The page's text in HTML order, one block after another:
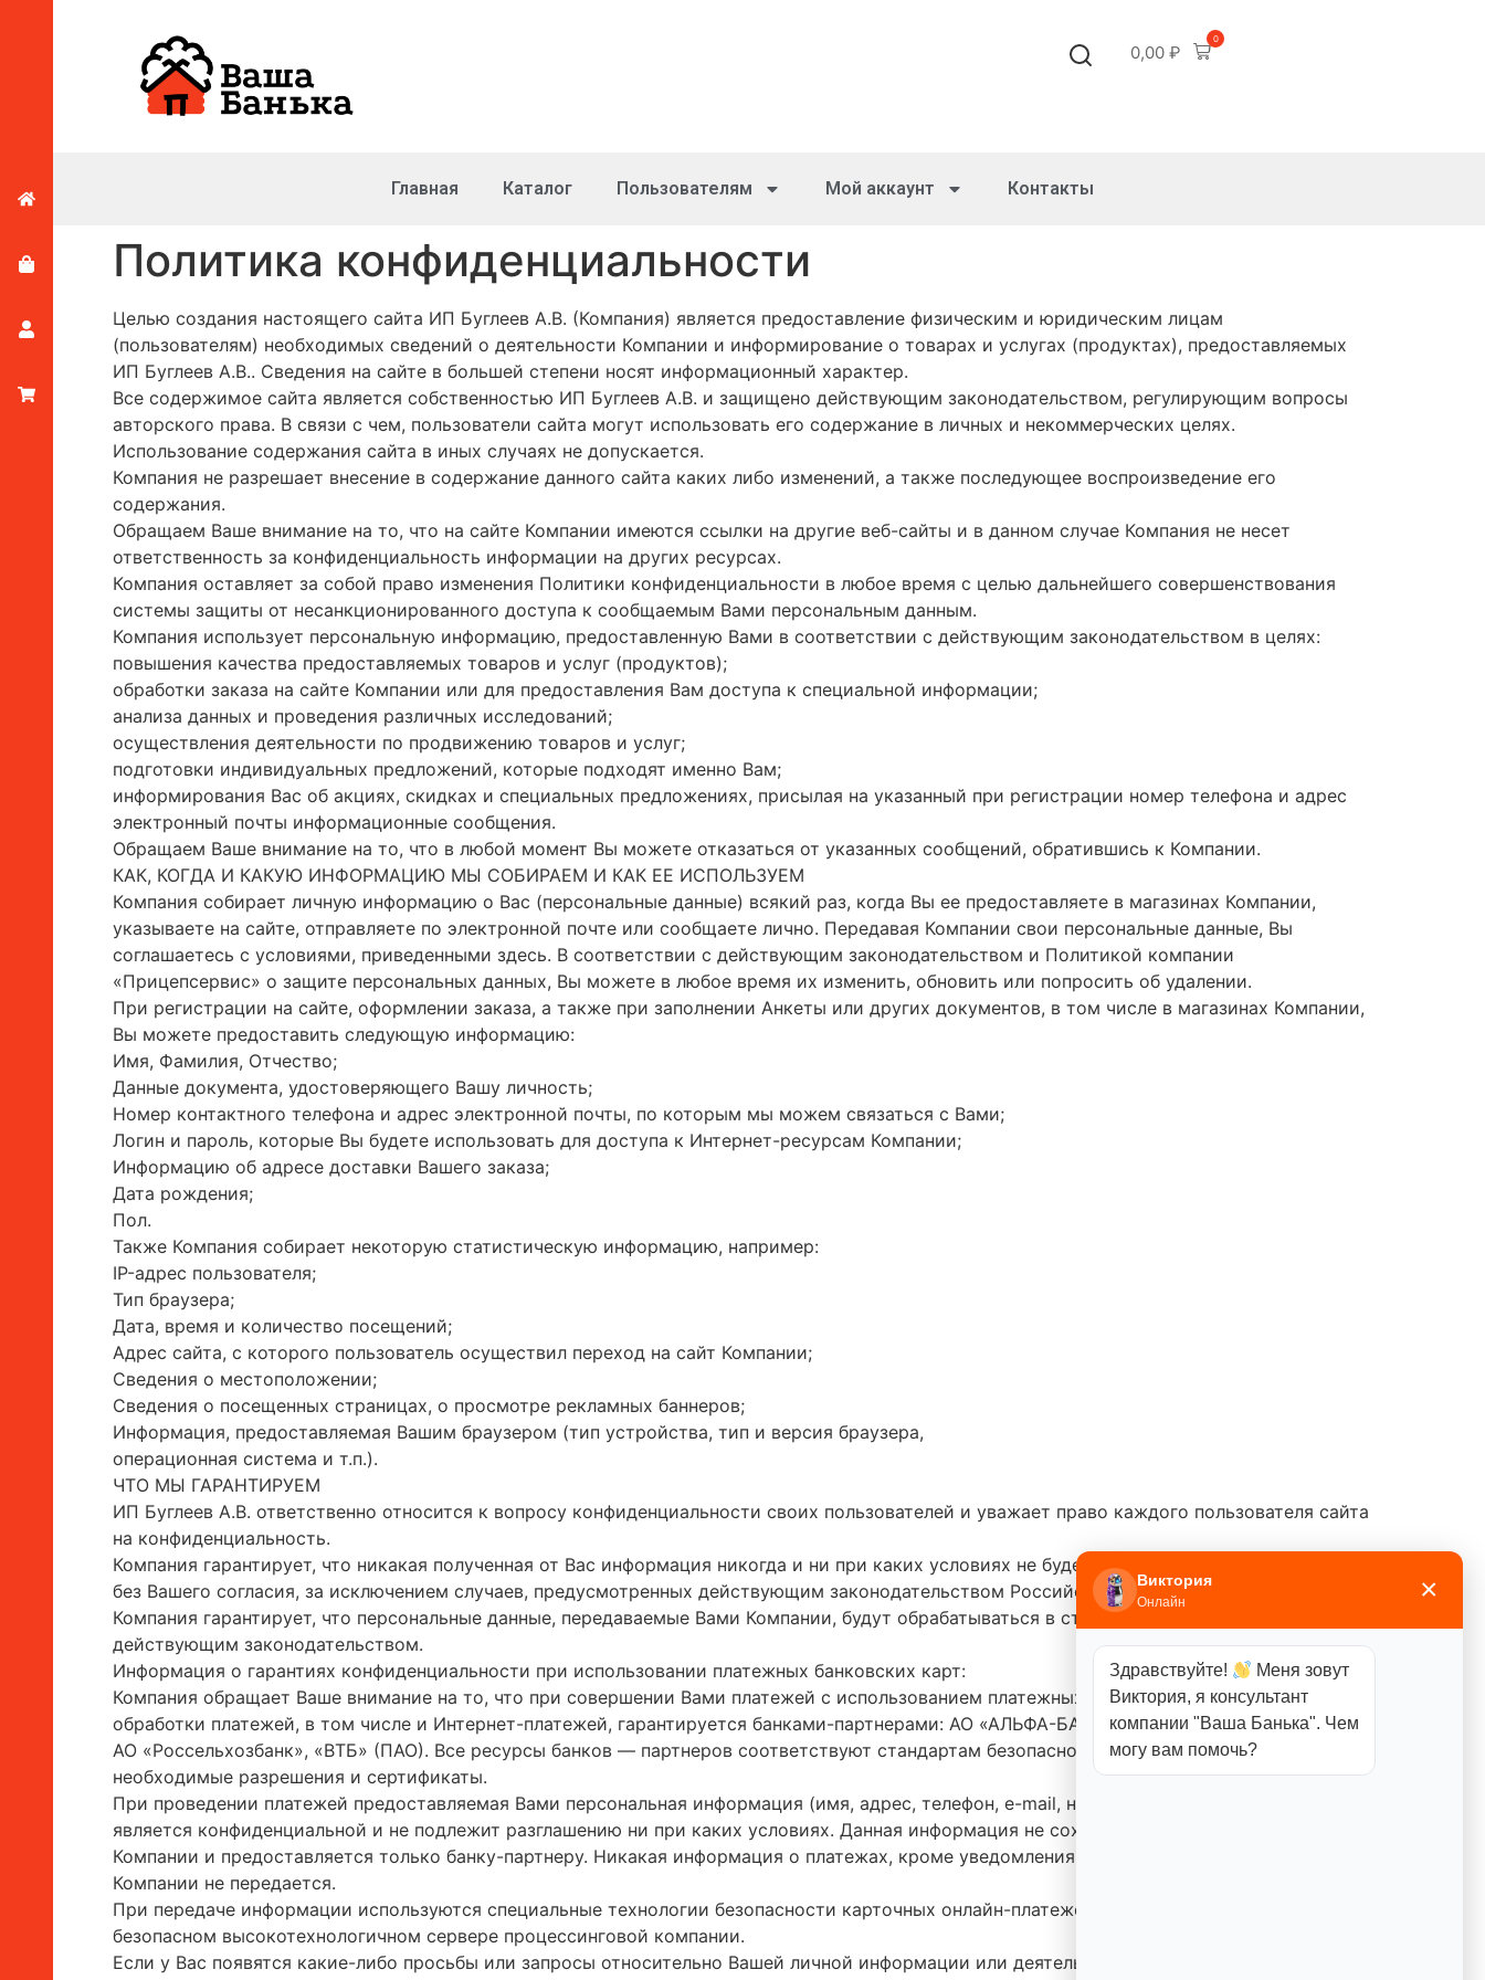
0,00 ₽
0
Главная Каталог Пользователям Мой аккаунт Контакты
Политика конфиденциальности
Целью создания настоящего сайта ИП Буглеев А.В. (Компания) является предоставление физическим и юридическим лицам
(пользователям) необходимых сведений о деятельности Компании и информирование о товарах и услугах (продуктах), предоставляемых
ИП Буглеев А.В.. Сведения на сайте в большей степени носят информационный характер.
Все содержимое сайта является собственностью ИП Буглеев А.В. и защищено действующим законодательством, регулирующим вопросы
авторского права. В связи с чем, пользователи сайта могут использовать его содержание в личных и некоммерческих целях.
Использование содержания сайта в иных случаях не допускается.
Компания не разрешает внесение в содержание данного сайта каких либо изменений, а также последующее воспроизведение его
содержания.
Обращаем Ваше внимание на то, что на сайте Компании имеются ссылки на другие веб-сайты и в данном случае Компания не несет
ответственность за конфиденциальность информации на других ресурсах.
Компания оставляет за собой право изменения Политики конфиденциальности в любое время с целью дальнейшего совершенствования
системы защиты от несанкционированного доступа к сообщаемым Вами персональным данным.
Компания использует персональную информацию, предоставленную Вами в соответствии с действующим законодательством в целях:
повышения качества предоставляемых товаров и услуг (продуктов);
обработки заказа на сайте Компании или для предоставления Вам доступа к специальной информации;
анализа данных и проведения различных исследований;
осуществления деятельности по продвижению товаров и услуг;
подготовки индивидуальных предложений, которые подходят именно Вам;
информирования Вас об акциях, скидках и специальных предложениях, присылая на указанный при регистрации номер телефона и адрес
электронный почты информационные сообщения.
Обращаем Ваше внимание на то, что в любой момент Вы можете отказаться от указанных сообщений, обратившись к Компании.
КАК, КОГДА И КАКУЮ ИНФОРМАЦИЮ МЫ СОБИРАЕМ И КАК ЕЕ ИСПОЛЬЗУЕМ
Компания собирает личную информацию о Вас (персональные данные) всякий раз, когда Вы ее предоставляете в магазинах Компании,
указываете на сайте, отправляете по электронной почте или сообщаете лично. Передавая Компании свои персональные данные, Вы
соглашаетесь с условиями, приведенными здесь. В соответствии с действующим законодательством и Политикой компании
«Прицепсервис» о защите персональных данных, Вы можете в любое время их изменить, обновить или попросить об удалении.
При регистрации на сайте, оформлении заказа, а также при заполнении Анкеты или других документов, в том числе в магазинах Компании,
Вы можете предоставить следующую информацию:
Имя, Фамилия, Отчество;
Данные документа, удостоверяющего Вашу личность;
Номер контактного телефона и адрес электронной почты, по которым мы можем связаться с Вами;
Логин и пароль, которые Вы будете использовать для доступа к Интернет-ресурсам Компании;
Информацию об адресе доставки Вашего заказа;
Дата рождения;
Пол.
Также Компания собирает некоторую статистическую информацию, например:
IP-адрес пользователя;
Тип браузера;
Дата, время и количество посещений;
Адрес сайта, с которого пользователь осуществил переход на сайт Компании;
Сведения о местоположении;
Сведения о посещенных страницах, о просмотре рекламных баннеров;
Информация, предоставляемая Вашим браузером (тип устройства, тип и версия браузера,
операционная система и т.п.).
ЧТО МЫ ГАРАНТИРУЕМ
ИП Буглеев А.В. ответственно относится к вопросу конфиденциальности своих пользователей и уважает право каждого пользователя сайта
на конфиденциальность.
Компания гарантирует, что никакая полученная от Вас информация никогда и ни при каких условиях не будет предоставлена третьим лицам
без Вашего согласия, за исключением случаев, предусмотренных действующим законодательством Российской Федерации.
Компания гарантирует, что персональные данные, передаваемые Вами Компании, будут обрабатываться в строгом соответствии с
действующим законодательством.
Информация о гарантиях конфиденциальности при использовании платежных банковских карт:
Компания обращает Ваше внимание на то, что при совершении Вами платежей с использованием платежных банковских карт, безопасность
обработки платежей, в том числе и Интернет-платежей, гарантируется банками-партнерами: АО «АЛЬФА-БАНК», ОАО «Сбербанк России»,
АО «Россельхозбанк», «ВТБ» (ПАО). Все ресурсы банков — партнеров соответствуют стандартам безопасности PCI DSS, имеют все
необходимые разрешения и сертификаты.
При проведении платежей предоставляемая Вами персональная информация (имя, адрес, телефон, e-mail, номер банковской карты)
является конфиденциальной и не подлежит разглашению ни при каких условиях. Данная информация не сохраняется на Web-сервере
Компании и предоставляется только банку-партнеру. Никакая информация о платежах, кроме уведомления об оплате, банками-партнерами
Компании не передается.
При передаче информации используются специальные технологии безопасности карточных онлайн-платежей, обработка данных ведется на
безопасном высокотехнологичном сервере процессинговой компании.
Если у Вас появятся какие-либо просьбы или запросы относительно Вашей личной информации или деятельности Компании, пожалуйста,
Виктория
Онлайн ×
Здравствуйте!
Меня зовут
Виктория, я консультант
компании "Ваша Банька". Чем
могу вам помочь?